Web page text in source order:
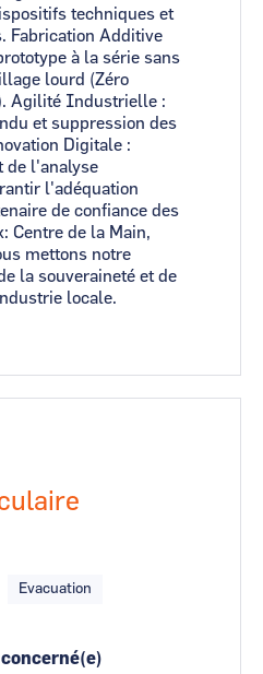
techniques et
Fabrication Additive
à la série sans
lourd (Zéro
Agilité Industrielle :
et suppression des
Digitale :
l'analyse
l'adéquation
de confiance des
Centre de la Main,
mettons notre
la souveraineté et de
locale.
Evacuation